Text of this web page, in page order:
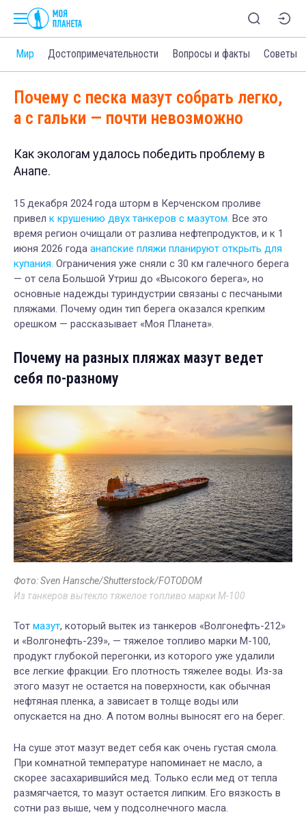
Мир Достопримечательности Вопросы и факты Советы
Почему с песка мазут собрать легко,
а с гальки — почти невозможно
Как экологам удалось победить проблему в
Анапе.
15 декабря 2024 года шторм в Керченском проливе
привел к крушению двух танкеров с мазутом. Все это
время регион очищали от разлива нефтепродуктов, и к 1
июня 2026 года анапские пляжи планируют открыть для
купания. Ограничения уже сняли с 30 км галечного берега
— от села Большой Утриш до «Высокого берега», но
основные надежды туриндустрии связаны с песчаными
пляжами. Почему один тип берега оказался крепким
орешком — рассказывает «Моя Планета».
Почему на разных пляжах мазут ведет
себя по-разному
Фото: Sven Hansche/Shutterstock/FOTODOM
Из танкеров вытекло тяжелое топливо марки М-100
Тот мазут, который вытек из танкеров «Волгонефть-212»
и «Волгонефть-239», — тяжелое топливо марки М-100,
продукт глубокой перегонки, из которого уже удалили
все легкие фракции. Его плотность тяжелее воды. Из‑за
этого мазут не остается на поверхности, как обычная
нефтяная пленка, а зависает в толще воды или
опускается на дно. А потом волны выносят его на берег.
На суше этот мазут ведет себя как очень густая смола.
При комнатной температуре напоминает не масло, а
скорее засахарившийся мед. Только если мед от тепла
размягчается, то мазут остается липким. Его вязкость в
сотни раз выше, чем у подсолнечного масла.